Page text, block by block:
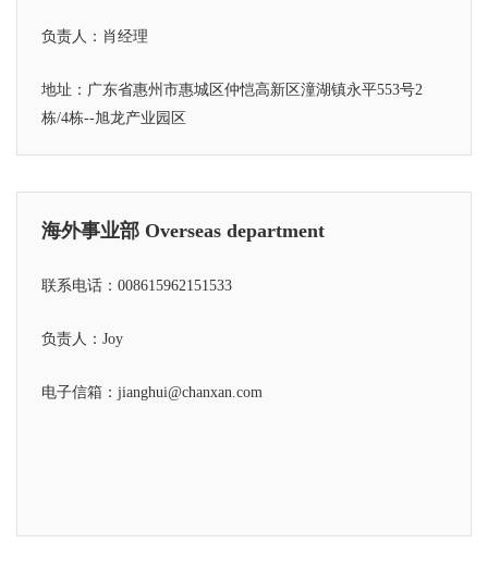
负责人：肖经理
地址：广东省惠州市惠城区仲恺高新区潼湖镇永平553号2
栋/4栋--旭龙产业园区
海外事业部 Overseas department
联系电话：008615962151533
负责人：Joy
电子信箱：jianghui@chanxan.com